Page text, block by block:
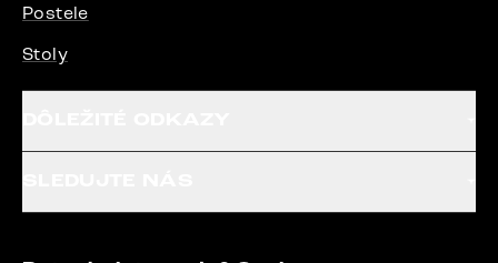
Postele
Stoly